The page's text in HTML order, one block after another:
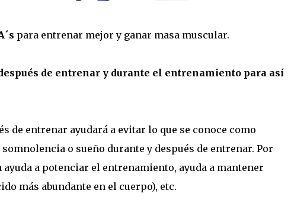
para entrenar mejor y ganar masa muscular.
de entrenar y durante el entrenamiento para así
de entrenar ayudará a evitar lo que se conoce como
o sueño durante y después de entrenar. Por
ayuda a potenciar el entrenamiento, ayuda a mantener
más abundante en el cuerpo), etc.